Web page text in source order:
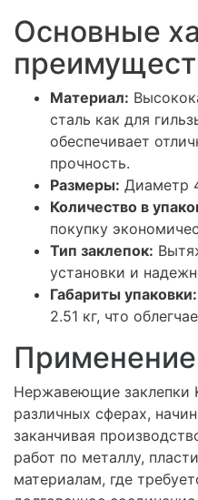
Основные
Материал:
сталь как для
обеспечивает
прочность.
Размеры: Диаметр
Количество в
покупку
Тип заклепок:
установки и
Габариты упаковки:
2.51 кг, что
Нержавеющие заклепки
различных сферах,
заканчивая
работ по металлу,
материалам, где